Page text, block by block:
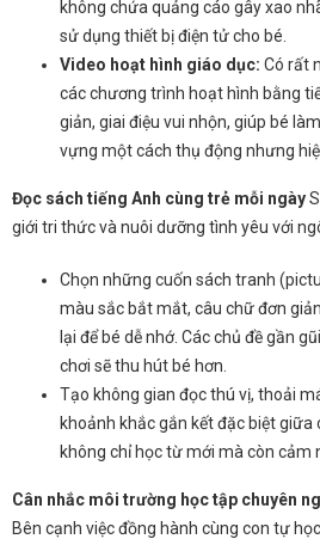
không chứa quảng cáo gây xao
sử dụng thiết bị điện tử cho bé.
Video hoạt hình giáo dục: Có rất
các chương trình hoạt hình bằng
giản, giai điệu vui nhộn, giúp bé
vựng một cách thụ động nhưng
Đọc sách tiếng Anh cùng trẻ mỗi ngày
giới tri thức và nuôi dưỡng tình yêu với
Chọn những cuốn sách tranh
màu sắc bắt mắt, câu chữ đơn
lại để bé dễ nhớ. Các chủ đề gần
chơi sẽ thu hút bé hơn.
Tạo không gian đọc thú vị, thoải
khoảnh khắc gắn kết đặc biệt giữa
không chỉ học từ mới mà còn cảm
Cân nhắc môi trường học tập chuyên
Bên cạnh việc đồng hành cùng con tự